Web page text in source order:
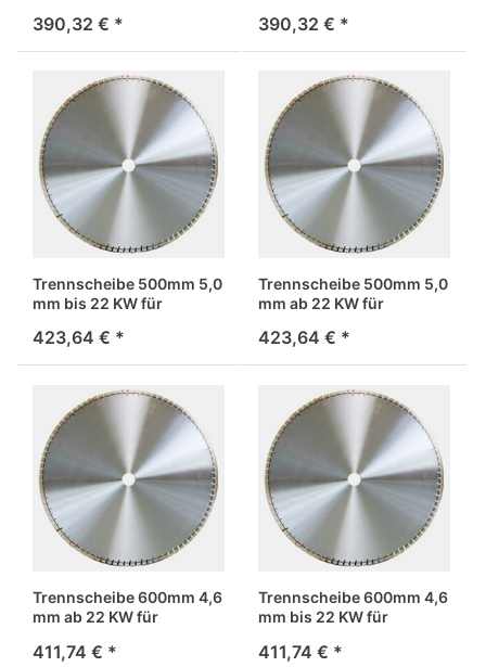
390,32 € * 390,32 € *
Trennscheibe 500mm 5,0
mm bis 22 KW für
423,64 € *
Trennscheibe 500mm 5,0
mm ab 22 KW für
423,64 € *
Trennscheibe 600mm 4,6
mm ab 22 KW für
411,74 € *
Trennscheibe 600mm 4,6
mm bis 22 KW für
411,74 € *